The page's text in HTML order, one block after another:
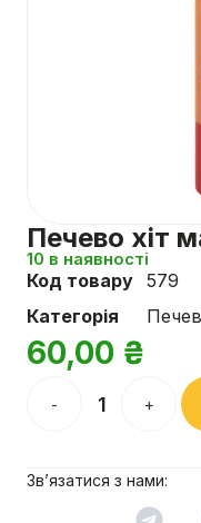
Печево хіт
10 в наявності
Код товару 579
Категорія
60,00 ₴
- +
Зв’язатися з нами: